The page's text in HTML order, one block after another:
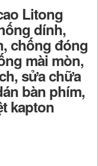
Litong
dính,
chống đóng
mài mòn,
sửa chữa
bàn phím,
kapton